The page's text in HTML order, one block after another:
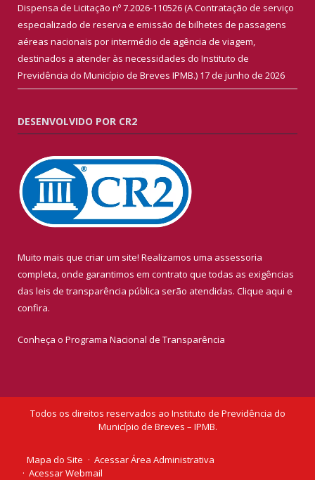
Dispensa de Licitação nº 7.2026-110526 (A Contratação de serviço
especializado de reserva e emissão de bilhetes de passagens
aéreas nacionais por intermédio de agência de viagem,
destinados a atender às necessidades do Instituto de
Previdência do Município de Breves IPMB.) 17 de junho de 2026
DESENVOLVIDO POR CR2
Muito mais que criar um site! Realizamos uma assessoria
completa, onde garantimos em contrato que todas as exigências
das leis de transparência pública serão atendidas. Clique aqui e
confira.
Conheça o Programa Nacional de Transparência
Todos os direitos reservados ao Instituto de Previdência do
Município de Breves – IPMB.
Mapa do Site
Acessar Área Administrativa
Acessar Webmail